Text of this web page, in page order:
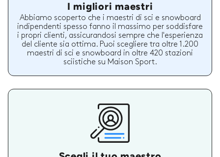
I migliori maestri
Abbiamo scoperto che i maestri di sci e snowboard
indipendenti spesso fanno il massimo per soddisfare
i propri clienti, assicurandosi sempre che l'esperienza
del cliente sia ottima. Puoi scegliere tra oltre 1.200
maestri di sci e snowboard in oltre 420 stazioni
sciistiche su Maison Sport.